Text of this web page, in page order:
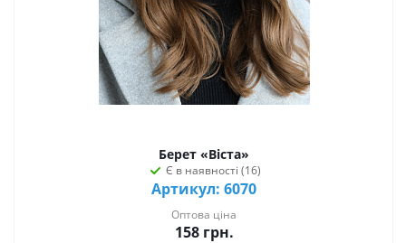
Берет «Віста»
Є в наявності (16)
Артикул: 6070
Оптова ціна
158грн.